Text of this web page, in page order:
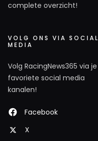
complete overzicht!
VOLG ONS VIA SOCIAL
MEDIA
Volg RacingNews365 via je
favoriete social media
kanalen!
Facebook
X